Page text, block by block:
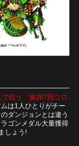
戦う「第287回コロ
は1人ひとりがチー
ダンジョンとは違う
ゴンメダル大量獲得
しょう!